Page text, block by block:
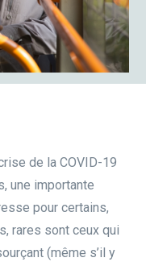
de la COVID-19
une importante
pour certains,
rares sont ceux qui
(même s’il y